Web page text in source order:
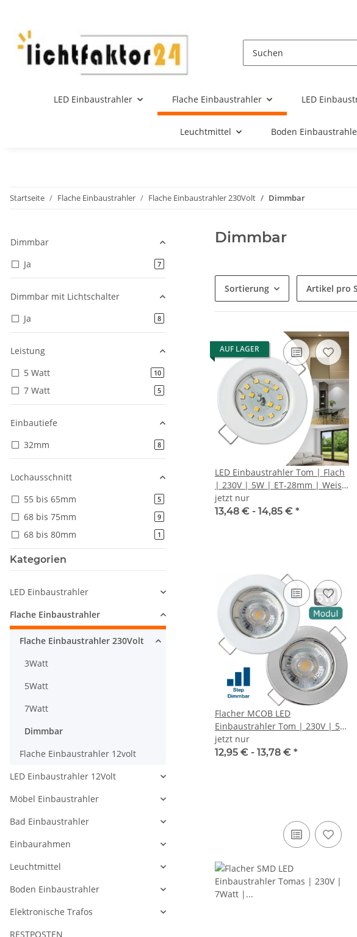
LED Einbaustrahler Flache Einbaustrahler LED
Leuchtmittel Boden
Startseite Flache Einbaustrahler Flache Einbaustrahler 230Volt Dimmbar
Dimmbar
Sortierung Artikel pro
AUF LAGER
LED Einbaustrahler Tom | Flach
| 230V | 5W | ET-28mm | Weiss
| DIMMBAR
jetzt nur
13,48 € - 14,85 € *
Flacher MCOB LED
Einbaustrahler Tom | 230V | 5W
| STEP DIMMBAR | ET=30mm
jetzt nur
12,95 € - 13,78 € *
Dimmbar
Ja
7Artikel gefunden
Dimmbar mit Lichtschalter
Ja
8Artikel gefunden
Leistung
5 Watt
10Artikel gefunden
7 Watt 5Artikel gefunden
Einbautiefe
32mm
8Artikel gefunden
Lochausschnitt
55 bis 65mm
5Artikel gefunden
68 bis 75mm 9Artikel gefunden
68 bis 80mm 1Artikel gefunden
Kategorien
LED Einbaustrahler
Flache Einbaustrahler
Flache Einbaustrahler 230Volt
3Watt
5Watt
7Watt
Dimmbar
Flache Einbaustrahler 12volt
LED Einbaustrahler 12Volt
Möbel Einbaustrahler
Bad Einbaustrahler
Einbaurahmen
Leuchtmittel
Boden Einbaustrahler
Elektronische Trafos
RESTPOSTEN